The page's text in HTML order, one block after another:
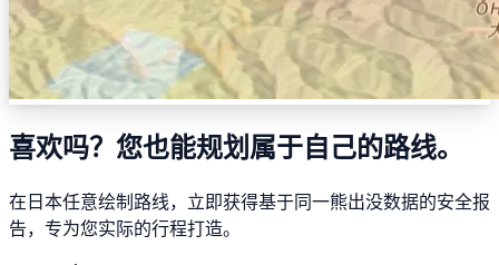
喜欢吗？您也能规划属于自己的路线。
在日本任意绘制路线，立即获得基于同一熊出没数据的安全报
告，专为您实际的行程打造。